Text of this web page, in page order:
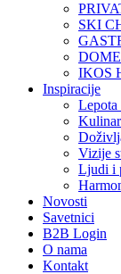
SKI
IKOS
Inspiracije
Lepota
Vizije
Ljudi i
Novosti
Savetnici
B2B Login
O nama
Kontakt